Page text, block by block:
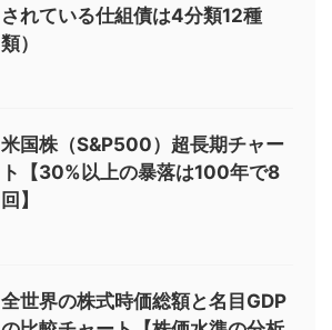
されている仕組債は4分類12種
類）
米国株（S&P500）超長期チャー
ト【30%以上の暴落は100年で8
回】
全世界の株式時価総額と名目GDP